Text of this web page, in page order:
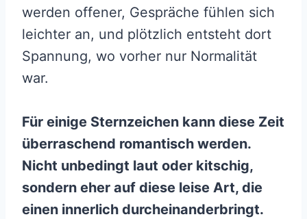
werden offener, Gespräche fühlen sich
leichter an, und plötzlich entsteht dort
Spannung, wo vorher nur Normalität
war.
Für einige Sternzeichen kann diese Zeit
überraschend romantisch werden.
Nicht unbedingt laut oder kitschig,
sondern eher auf diese leise Art, die
einen innerlich durcheinanderbringt.